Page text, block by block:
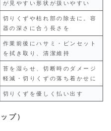
が見やすい形状が扱いやすい
切りくずや枯れ部の除去に。容
器の深さに合う長さを
作業前後にハサミ・ピンセット
を拭き取り、清潔維持
苔を湿らせ、切断時のダメージ
軽減・切りくずの落ち着かせに
切りくずを優しく払い出す
プ）